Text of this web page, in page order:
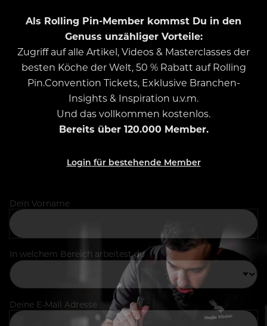
Als Rolling Pin-Member kommst Du in den
Genuss unzähliger Vorteile:
Zugriff auf alle Artikel, Videos & Masterclasses der
besten Köche der Welt, 50 % Rabatt auf Rolling
Pin.Convention Tickets, Exklusive Branchen-
Insights & Inspiration u.v.m.
Und das vollkommen kostenlos.
Bereits über 120.000 Member.
Login für bestehende Member
Dein Vorname
In welchem Bereich arbeitest du
Deine E-Mail Adresse